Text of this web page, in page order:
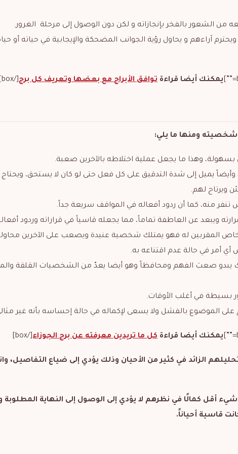
من الشعور بالفخر بإنجازاته و لكن دون الوصول إلى مرحلة الغرور.
آراءهم و يحاول رؤية الجوانب المضحكة والإيجابية في حياته أو
يمكنك أيضا قراءة توافق الأبراج مع بعضها وتعريف كل برج[/box]
شخصيته ومنها ما يلي:
بسهولة، وهذا ما يجعل عملية اختلاطه بالآخرين صعبة.
يميل إلى شدة التدقيق على كل فعل حتى لو كان لا يستحق، ويحتاج
ويرتاح لهم.
تنفر منه، كما أن ردود أفعاله في المواقف سريعة جداً.
ويبعد عن العاطفة تماماً، مما يجعله قاسياً في قراراته وردود
المقربين له فهو يمتلك شخصية عنيدة ويصعب على الآخرين
أمر في حالة عدم اقتناعه به.
صعبَ الفهم ومحافظاً وهو أيضا يعدّ من الشخصيات القلقة
بسيطة في أغلب الأوقات.
على الموضوع بالفشل ولا يسعى لإكماله في حالة إحساسه بأنه غير
يمكنك أيضا قراءة كل ما تريدين معرفته عن برج الجوزاء[/box]
الزائد في كثير من الأحيان وذلك يؤدي إلى ضياع التفاصيل،
أقل كمالًا في نظرهم لا يؤدي إلى الوصول إلى النهاية المطلوبة
قاسية أحياناً.